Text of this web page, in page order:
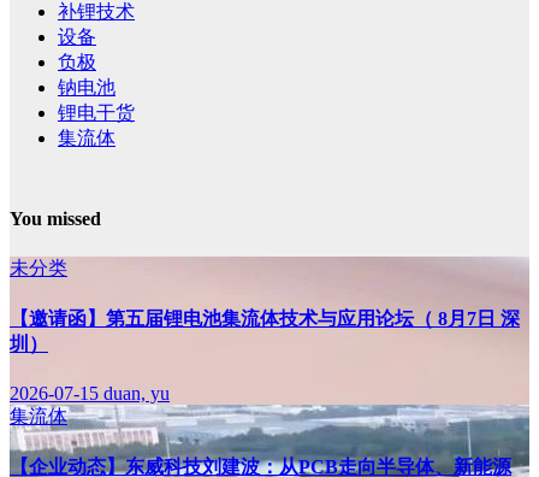
补锂技术
设备
负极
钠电池
锂电干货
集流体
You missed
未分类
【邀请函】第五届锂电池集流体技术与应用论坛（ 8月7日 深
圳）
2026-07-15 duan, yu
集流体
【企业动态】东威科技刘建波：从PCB走向半导体、新能源